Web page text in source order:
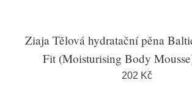
Ziaja Tělová hydratační pěna
Fit (Moisturising Body
202 Kč